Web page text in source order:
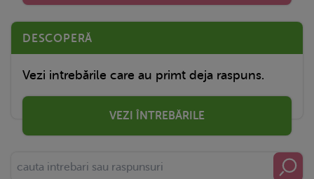
DESCOPERĂ
Vezi intrebările care au primt deja raspuns.
VEZI ÎNTREBĂRILE